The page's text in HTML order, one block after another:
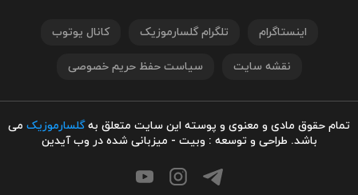
اینستاگرام تلگرام گلسارموزیک کانال یوتوب
نقشه سایت سیاست حفظ حریم خصوصی
تمام حقوق مادی و معنوی و پوسته این سایت متعلق بهگلسارموزیک می
باشد. طراحی و توسعه : وبیت - میزبانی شده در وب آیدین